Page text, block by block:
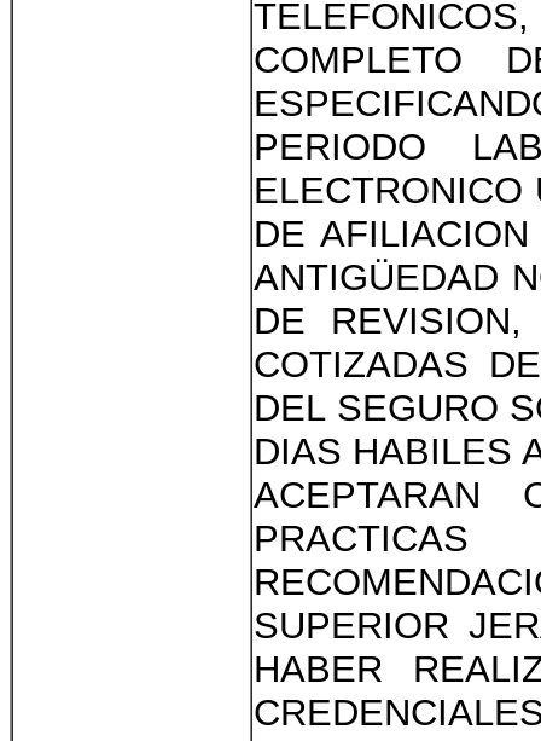
COMPLETO
PERIODO
ELECTRONICO
DE
ANTIGÜEDAD
DE
COTIZADAS
DEL SEGURO
DIAS HABILES
ACEPTARAN
SUPERIOR
HABER